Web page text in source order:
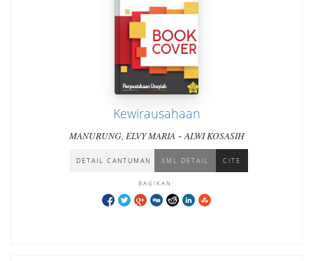
Kewirausahaan
MANURUNG, ELVY MARIA -ALWI KOSASIH
DETAIL CANTUMAN XML DETAIL CITE
BAGIKAN: